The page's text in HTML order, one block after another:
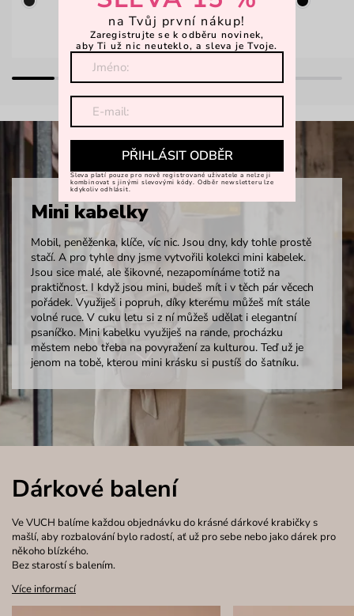
Mini kabelky
Mobil, peněženka, klíče, víc nic. Jsou dny, kdy tohle prostě
stačí. A pro tyhle dny jsme vytvořili kolekci mini kabelek.
Jsou sice malé, ale šikovné, nezapomínáme totiž na
praktičnost. I když jsou mini, budeš mít i v těch pár věcech
pořádek. Využiješ i popruh, díky kterému můžeš mít stále
volné ruce. V cuku letu si z ní můžeš udělat i elegantní
psaníčko. Mini kabelku využiješ na rande, procházku
městem nebo třeba na povyražení za kulturou. Teď už je
jenom na tobě, kterou mini krásku si pustíš do šatníku.
Dárkové balení
Ve VUCH balíme každou objednávku do krásné dárkové krabičky s
mašlí, aby rozbalování bylo radostí, ať už pro sebe nebo jako dárek pro
někoho blízkého.
Bez starostí s balením.
Více informací
na Tvůj první nákup!
Zaregistrujte se k odběru novinek,
aby Ti už nic neuteklo, a sleva je Tvoje.
PŘIHLÁSIT ODBĚR
Sleva platí pouze pro nově registrované uživatele a nelze ji
kombinovat s jinými slevovými kódy. Odběr newsletteru lze
kdykoliv odhlásit.